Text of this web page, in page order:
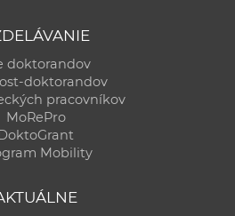
doktorandov
doktorandov
pracovníkov
MoRePro
Mobility